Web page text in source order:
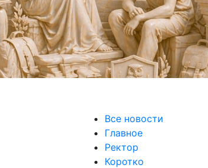
Все новости
Главное
Ректор
Коротко